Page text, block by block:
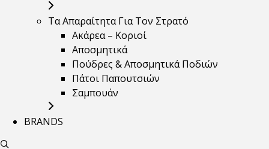
Τα Απαραίτητα Για Τον Στρατό
Ακάρεα – Κοριοί
Αποσμητικά
Πούδρες & Αποσμητικά Ποδιών
Πάτοι Παπουτσιών
Σαμπουάν
BRANDS